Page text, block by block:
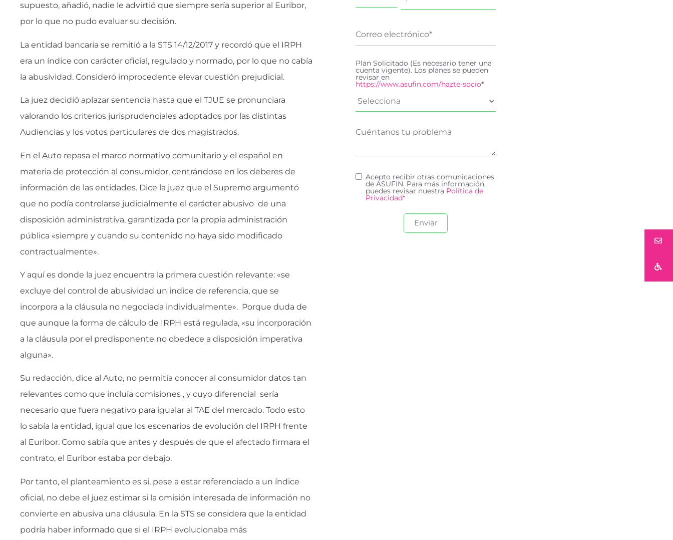
supuesto, añadió, nadie le advirtió que siempre sería superior al Euribor,
por lo que no pudo evaluar su decisión.
La entidad bancaria se remitió a la STS 14/12/2017 y recordó que el IRPH
era un índice con carácter oficial, regulado y normado, por lo que no cabía
la abusividad. Consideró improcedente elevar cuestión prejudicial.
La juez decidió aplazar sentencia hasta que el TJUE se pronunciara
valorando los criterios jurisprudenciales adoptados por las distintas
Audiencias y los votos particulares de dos magistrados.
En el Auto repasa el marco normativo comunitario y el español en
materia de protección al consumidor, centrándose en los deberes de
información de las entidades. Dice la juez que el Supremo argumentó
que no podía controlarse judicialmente el carácter abusivo de una
disposición administrativa, garantizada por la propia administración
pública «siempre y cuando su contenido no haya sido modificado
contractualmente».
Y aquí es donde la juez encuentra la primera cuestión relevante: «se
excluye del control de abusividad un indice de referencia, que se
incorpora a la cláusula no negociada individualmente». Porque duda de
que aunque la forma de cálculo de IRPH está regulada, «su incorporación
a la cláusula por el predisponente no obedece a disposición imperativa
alguna».
Su redacción, dice al Auto, no permitía conocer al consumidor datos tan
relevantes como que incluía comisiones , y cuyo diferencial sería
necesario que fuera negativo para igualar al TAE del mercado. Todo esto
lo sabía la entidad, igual que los escenarios de evolución del IRPH frente
al Euribor. Como sabía que antes y después de que el afectado firmara el
contrato, el Euribor estaba por debajo.
Por tanto, el planteamiento es si, pese a estar referenciado a un índice
oficial, no debe el juez estimar si la omisión interesada de información no
convierte en abusiva una cláusula. En la STS se considera que la entidad
podría haber informado que si el IRPH evolucionaba más
Plan Solicitado (Es necesario tener una
cuenta vigente). Los planes se pueden
revisar en
https://www.asufin.com/hazte-socio*
Acepto recibir otras comunicaciones
de ASUFIN. Para más información,
puedes revisar nuestra Política de
Privacidad*